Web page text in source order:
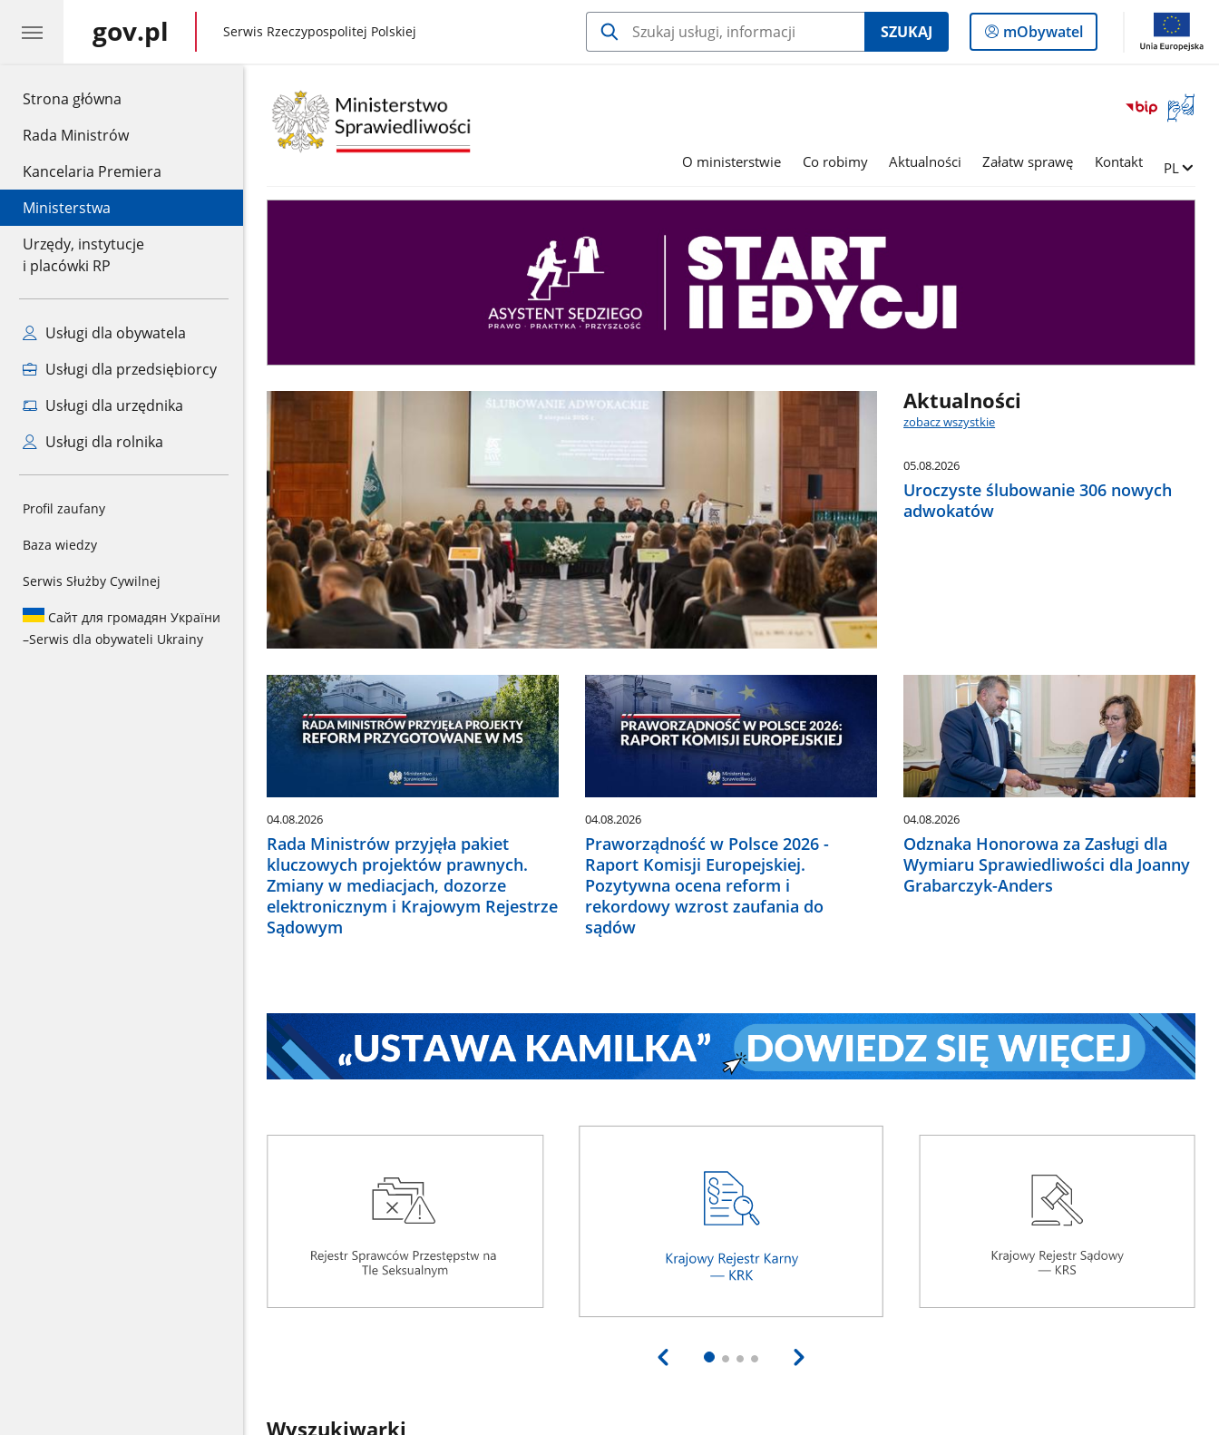
Strona główna
Rada Ministrów
Kancelaria Premiera
Ministerstwa
Urzędy, instytucje
i placówki RP
Usługi dla obywatela
Usługi dla przedsiębiorcy
Usługi dla urzędnika
Usługi dla rolnika
Profil zaufany
Baza wiedzy
Serwis Służby Cywilnej
Сайт для громадян України
–Serwis dla obywateli Ukrainy
gov.pl gov.pl
Serwis Rzeczypospolitej Polskiej SZUKAJ
Logowanie
do
mObywatel
Otwórz
okno
języka
O ministerstwie Co robimy Aktualności Załatw sprawę Kontakt Zmień
PL
Aktualności
zobacz wszystkie
05.08.2026
Uroczyste ślubowanie 306 nowych
adwokatów
04.08.2026
Rada Ministrów przyjęła pakiet
kluczowych projektów prawnych.
Zmiany w mediacjach, dozorze
elektronicznym i Krajowym Rejestrze
Sądowym
04.08.2026
Praworządność w Polsce 2026 -
Raport Komisji Europejskiej.
Pozytywna ocena reform i
rekordowy wzrost zaufania do
sądów
04.08.2026
Odznaka Honorowa za Zasługi dla
Wymiaru Sprawiedliwości dla Joanny
Grabarczyk-Anders
Wyszukiwarki